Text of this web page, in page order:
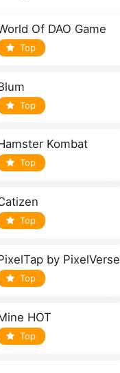
Of DAO Game
Top
Top
Kombat
Top
Top
by PixelVerse
Top
HOT
Top